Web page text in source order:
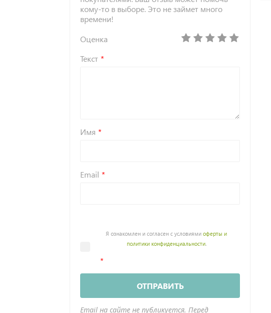
кому-то в выборе. Это не займет много
времени!
Оценка
Текст
Имя
Email
Я ознакомлен и согласен с условиямиоферты и
политики конфиденциальности.
ОТПРАВИТЬ
Email на сайте не публикуется. Перед